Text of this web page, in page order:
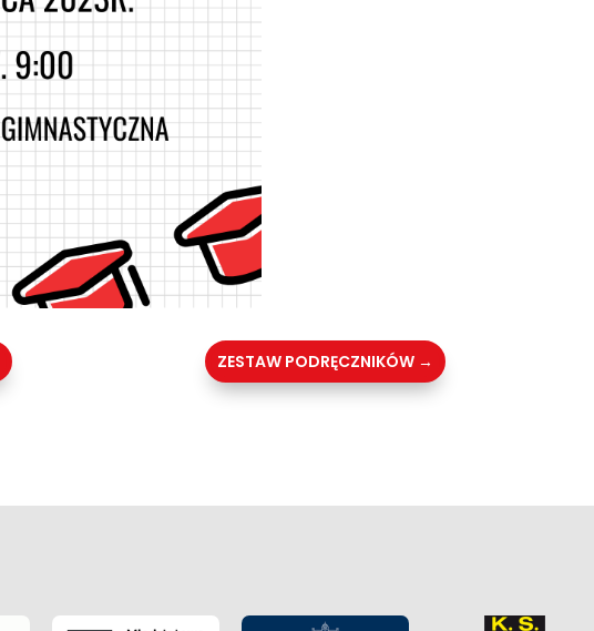
ZESTAW PODRĘCZNIKÓW→